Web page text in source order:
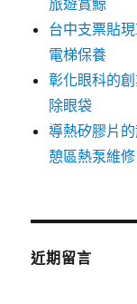
旅遊賞鯨
台中支票貼
電梯保養
彰化眼科的
除眼袋
導熱矽膠片
憩區熱泵維修
近期留言